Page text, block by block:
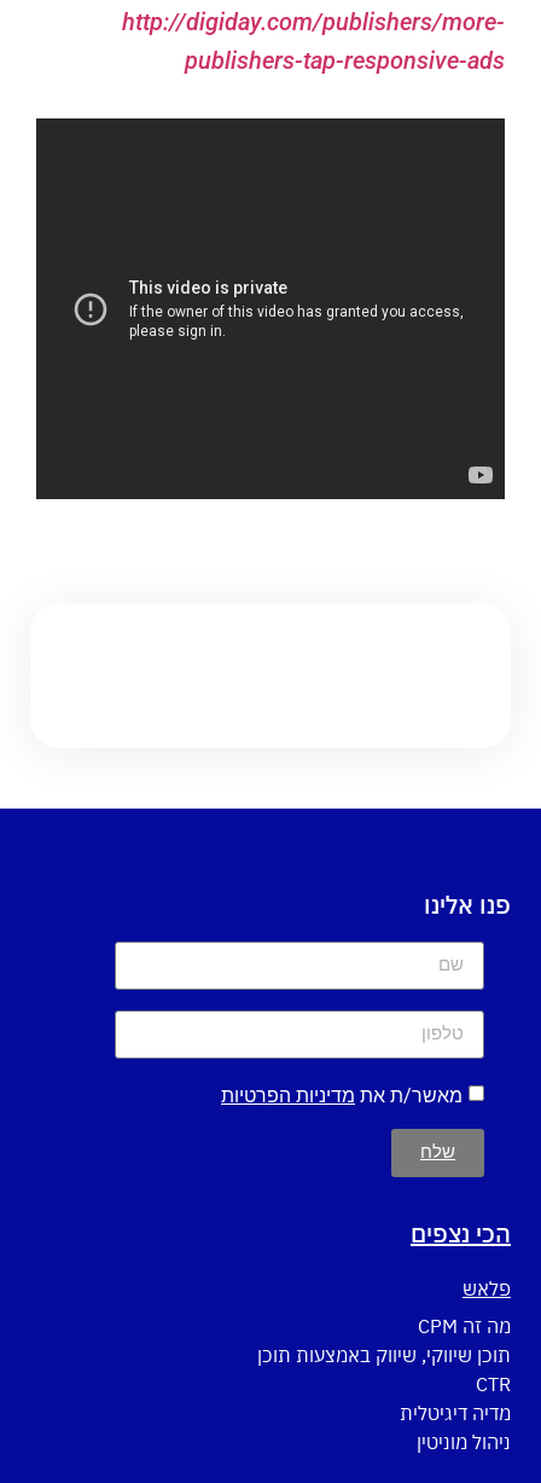
http://digiday.com/publishers/more-
publishers-tap-responsive-ads
פנו אלינו
מאשר/ת את מדיניות הפרטיות
שלח
הכי נצפים
פלאש
מה זה CPM
תוכן שיווקי, שיווק באמצעות תוכן
CTR
מדיה דיגיטלית
ניהול מוניטין